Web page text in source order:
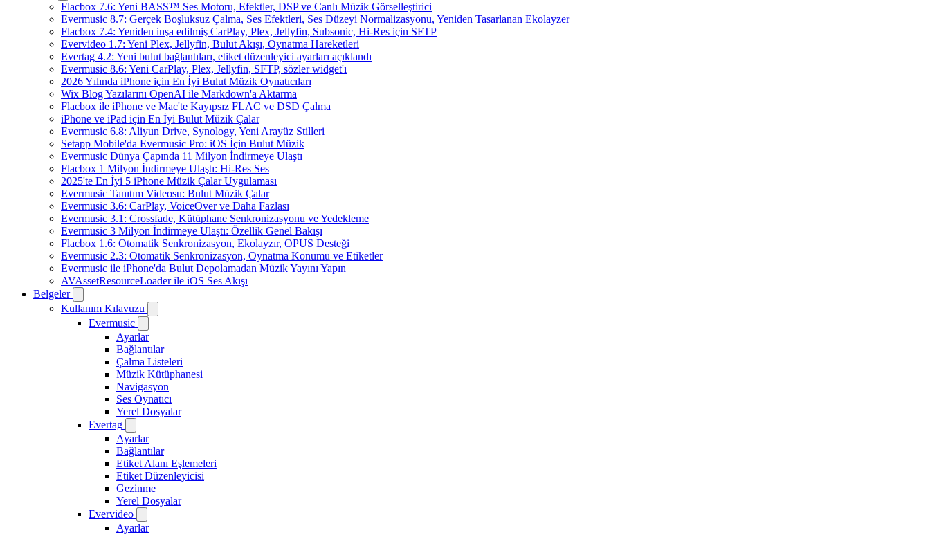
Flacbox 7.6: Yeni BASS™ Ses Motoru, Efektler, DSP ve Canlı Müzik Görselleştirici
Evermusic 8.7: Gerçek Boşluksuz Çalma, Ses Efektleri, Ses Düzeyi Normalizasyonu, Yeniden Tasarlanan Ekolayzer
Flacbox 7.4: Yeniden inşa edilmiş CarPlay, Plex, Jellyfin, Subsonic, Hi-Res için SFTP
Evervideo 1.7: Yeni Plex, Jellyfin, Bulut Akışı, Oynatma Hareketleri
Evertag 4.2: Yeni bulut bağlantıları, etiket düzenleyici ayarları açıklandı
Evermusic 8.6: Yeni CarPlay, Plex, Jellyfin, SFTP, sözler widget'ı
2026 Yılında iPhone için En İyi Bulut Müzik Oynatıcıları
Wix Blog Yazılarını OpenAI ile Markdown'a Aktarma
Flacbox ile iPhone ve Mac'te Kayıpsız FLAC ve DSD Çalma
iPhone ve iPad için En İyi Bulut Müzik Çalar
Evermusic 6.8: Aliyun Drive, Synology, Yeni Arayüz Stilleri
Setapp Mobile'da Evermusic Pro: iOS İçin Bulut Müzik
Evermusic Dünya Çapında 11 Milyon İndirmeye Ulaştı
Flacbox 1 Milyon İndirmeye Ulaştı: Hi-Res Ses
2025'te En İyi 5 iPhone Müzik Çalar Uygulaması
Evermusic Tanıtım Videosu: Bulut Müzik Çalar
Evermusic 3.6: CarPlay, VoiceOver ve Daha Fazlası
Evermusic 3.1: Crossfade, Kütüphane Senkronizasyonu ve Yedekleme
Evermusic 3 Milyon İndirmeye Ulaştı: Özellik Genel Bakışı
Flacbox 1.6: Otomatik Senkronizasyon, Ekolayzır, OPUS Desteği
Evermusic 2.3: Otomatik Senkronizasyon, Oynatma Konumu ve Etiketler
Evermusic ile iPhone'da Bulut Depolamadan Müzik Yayını Yapın
AVAssetResourceLoader ile iOS Ses Akışı
Belgeler
Kullanım Kılavuzu
Evermusic
Ayarlar
Bağlantılar
Çalma Listeleri
Müzik Kütüphanesi
Navigasyon
Ses Oynatıcı
Yerel Dosyalar
Evertag
Ayarlar
Bağlantılar
Etiket Alanı Eşlemeleri
Etiket Düzenleyicisi
Gezinme
Yerel Dosyalar
Evervideo
Ayarlar